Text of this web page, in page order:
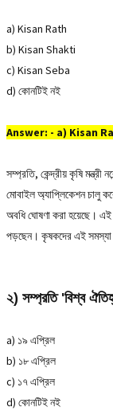
a) Kisan Rath
b) Kisan Shakti
c) Kisan Seba
d) কোনটিই নই
Answer: - a) Kisan
সম্প্রতি, কেন্দ্রীয় কৃষি
মোবাইল অ্যাপ্লিকেশন চালু
অবধি ঘোষণা করা হয়েছে।
পড়ছেন। কৃষকদের এই সমস্যা
২) সম্প্রতি 'বিশ্ব
a) ১৯ এপ্রিল
b) ১৮ এপ্রিল
c) ১৭ এপ্রিল
d) কোনটিই নই